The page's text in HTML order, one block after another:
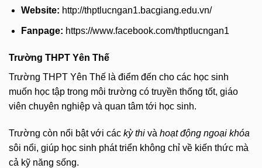
Website: http://thptlucngan1.bacgiang.edu.vn/
Fanpage: https://www.facebook.com/thptlucngan1
Trường THPT Yên Thế
Trường THPT Yên Thế là điểm đến cho các học sinh
muốn học tập trong môi trường có truyền thống tốt, giáo
viên chuyên nghiệp và quan tâm tới học sinh.
Trường còn nổi bật với các kỳ thi và hoạt động ngoại khóa
sôi nổi, giúp học sinh phát triển không chỉ về kiến thức mà
cả kỹ năng sống.